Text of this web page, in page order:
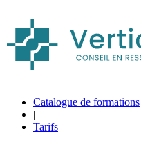
Catalogue de formations
|
Tarifs